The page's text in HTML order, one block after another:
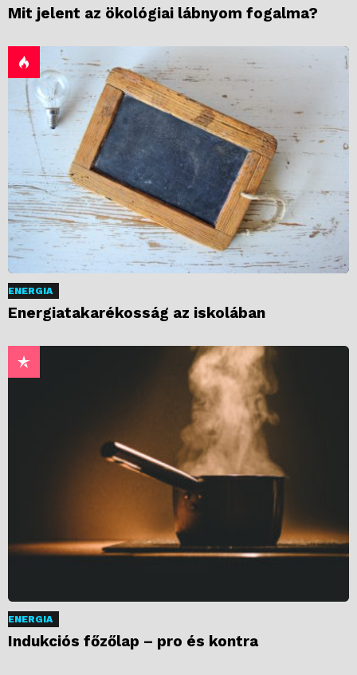
Mit jelent az ökológiai lábnyom fogalma?
ENERGIA
Energiatakarékosság az iskolában
ENERGIA
Indukciós főzőlap – pro és kontra